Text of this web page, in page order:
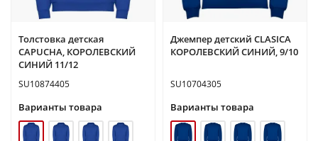
Толстовка детская
CAPUCHA, КОРОЛЕВСКИЙ
СИНИЙ 11/12
SU10874405
Варианты товара
Джемпер детский CLASICA
КОРОЛЕВСКИЙ СИНИЙ, 9/10
SU10704305
Варианты товара